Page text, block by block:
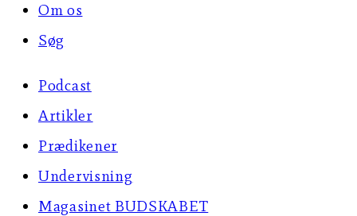
Om os
Søg
Podcast
Artikler
Prædikener
Undervisning
Magasinet BUDSKABET